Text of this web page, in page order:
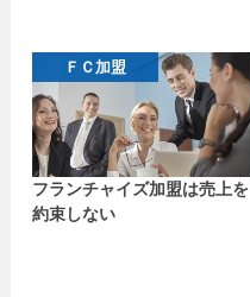
ＦＣ加盟
フランチャイズ加盟は売上を
約束しない